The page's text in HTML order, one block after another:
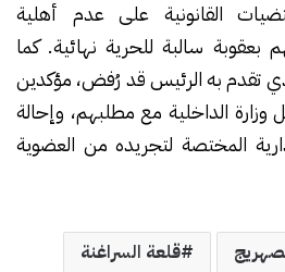
القانونية على عدم أهلية
بعقوبة سالبة للحرية نهائية. كما
تقدم به الرئيس قد رُفض، مؤكدين
وزارة الداخلية مع مطلبهم، وإحالة
المختصة لتجريده من العضوية
قلعة السراغنة